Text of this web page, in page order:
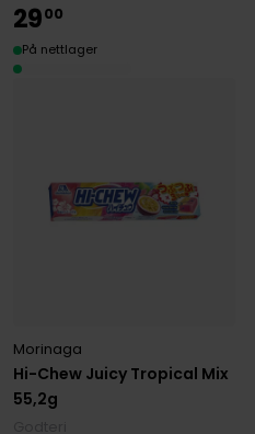
Hi-Chew Juicy Tropical Mix
55,2g
Morinaga
2900
På nettlager